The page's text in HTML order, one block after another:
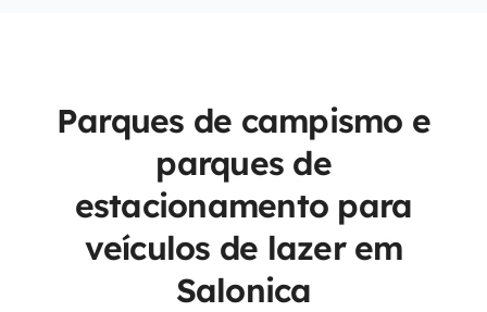
Parques de campismo e
parques de
estacionamento para
veículos de lazer em
Salonica